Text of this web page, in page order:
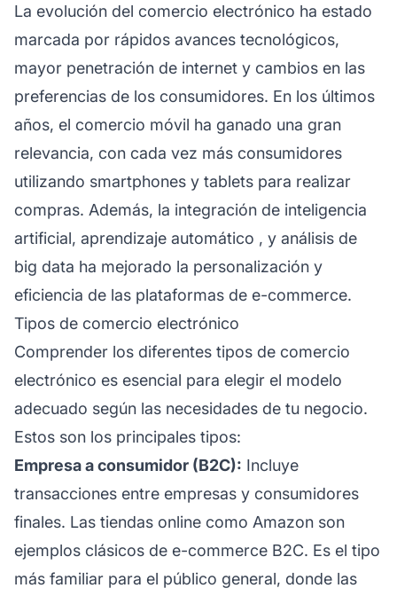
La evolución del comercio electrónico ha estado
marcada por rápidos avances tecnológicos,
mayor penetración de internet y cambios en las
preferencias de los consumidores. En los últimos
años, el comercio móvil ha ganado una gran
relevancia, con cada vez más consumidores
utilizando smartphones y tablets para realizar
compras. Además, la integración de inteligencia
artificial, aprendizaje automático , y análisis de
big data ha mejorado la personalización y
eficiencia de las plataformas de e-commerce.
Tipos de comercio electrónico
Comprender los diferentes tipos de comercio
electrónico es esencial para elegir el modelo
adecuado según las necesidades de tu negocio.
Estos son los principales tipos:
Empresa a consumidor (B2C): Incluye
transacciones entre empresas y consumidores
finales. Las tiendas online como Amazon son
ejemplos clásicos de e-commerce B2C. Es el tipo
más familiar para el público general, donde las